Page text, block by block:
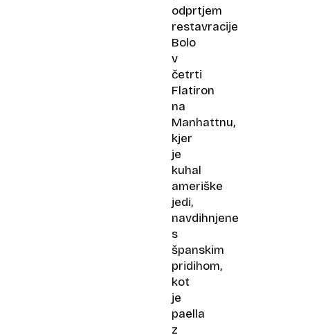
odprtjem
restavracije
Bolo
v
četrti
Flatiron
na
Manhattnu,
kjer
je
kuhal
ameriške
jedi,
navdihnjene
s
španskim
pridihom,
kot
je
paella
z